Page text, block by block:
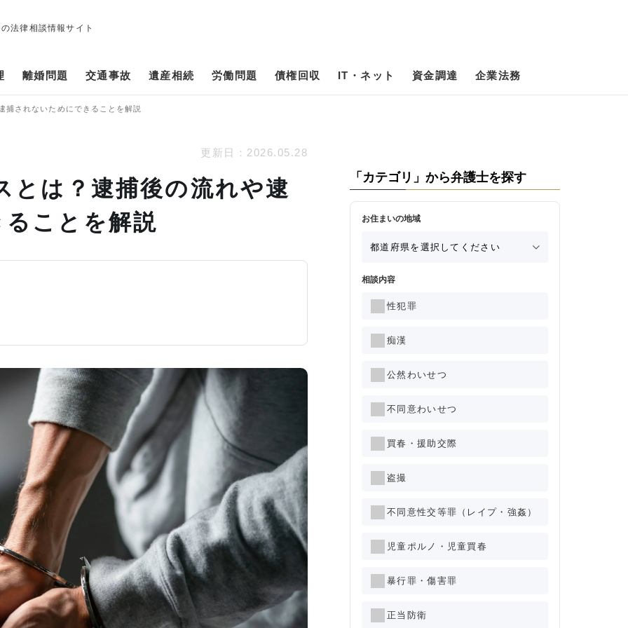
法律相談情報サイト
離婚問題 交通事故 遺産相続 労働問題 債権回収 IT・ネット 資金調達 企業法務
捕されないためにできることを解説
更新日： 2026.05.28
とは？逮捕後の流れや逮
ことを解説
「カテゴリ」から弁護士を探す
お住まいの地域
相談内容
性犯罪
痴漢
公然わいせつ
不同意わいせつ
買春・援助交際
盗撮
不同意性交等罪（レイプ・強姦）
児童ポルノ・児童買春
暴行罪・傷害罪
正当防衛